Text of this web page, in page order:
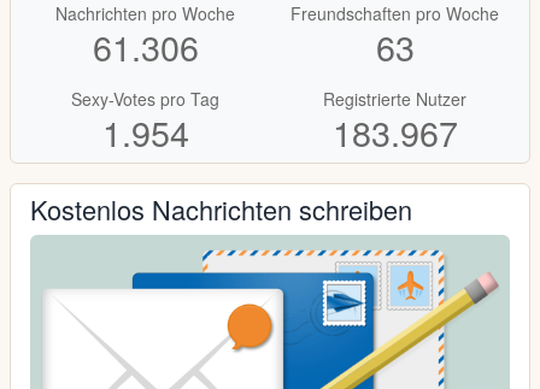
Nachrichten pro Woche
61.306
Freundschaften pro Woche
63
Sexy-Votes pro Tag
1.954
Registrierte Nutzer
183.967
Kostenlos Nachrichten schreiben